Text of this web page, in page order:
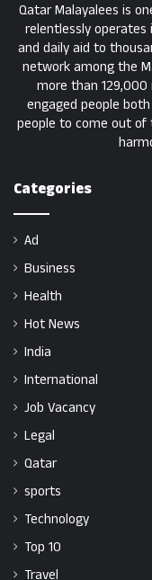
Qatar Malayalees is
relentlessly operates
and daily aid to
network among the
more than
engaged people
people to come out of
Categories
Ad
Business
Health
Hot News
India
International
Job Vacancy
Legal
Qatar
sports
Technology
Top 10
Travel